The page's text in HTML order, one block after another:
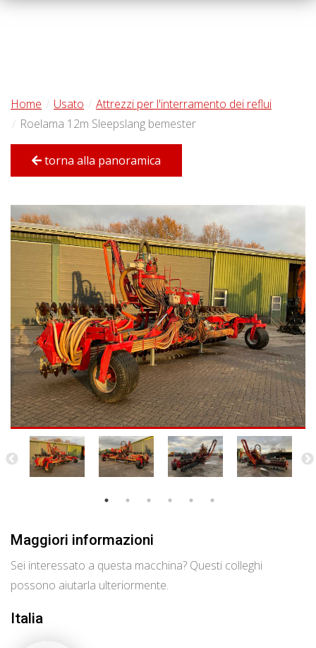
Home Usato
Attrezzi per l'interramento dei reflui
Roelama 12m Sleepslang bemester
torna alla panoramica
Maggiori informazioni
Sei interessato a questa macchina? Questi colleghi
possono aiutarla ulteriormente.
Italia